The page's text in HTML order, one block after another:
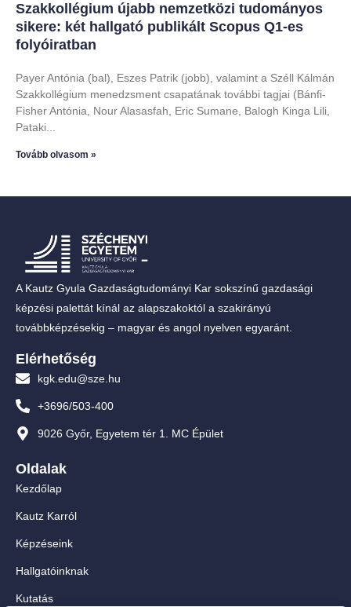
Szakkollégium újabb nemzetközi tudományos
sikere: két hallgató publikált Scopus Q1-es
folyóiratban
Payer Antónia (bal), Eszes Patrik (jobb), valamint a Széll Kálmán
Szakkollégium menedzsment csapatának további tagjai (Bánfi-
Fisher Antónia, Nour Alasasfah, Eric Sumane, Balogh Kinga Lili,
Pataki
Tovább olvasom »
A Kautz Gyula Gazdaságtudományi Kar sokszínű gazdasági
képzési palettát kínál az alapszakoktól a szakirányú
továbbképzésekig – magyar és angol nyelven egyaránt.
Elérhetőség
kgk.edu@sze.hu
+3696/503-400
9026 Győr, Egyetem tér 1. MC Épület
Oldalak
Kezdőlap
Kautz Karról
Képzéseink
Hallgatóinknak
Kutatás